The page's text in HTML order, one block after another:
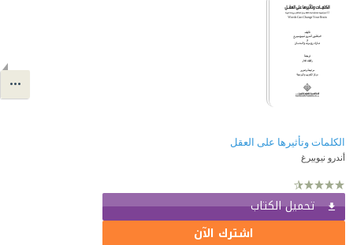
الكلمات وتأثيرها على العقل
أندرو نيوبيرغ
تحميل الكتاب
اشترك الآن